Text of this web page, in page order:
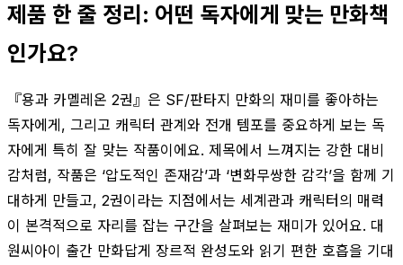
제품 한 줄 정리: 어떤 독자에게 맞는 만화책
인가요?
『용과 카멜레온 2권』은 SF/판타지 만화의 재미를 좋아하는
독자에게, 그리고 캐릭터 관계와 전개 템포를 중요하게 보는 독
자에게 특히 잘 맞는 작품이에요. 제목에서 느껴지는 강한 대비
감처럼, 작품은 ‘압도적인 존재감’과 ‘변화무쌍한 감각’을 함께 기
대하게 만들고, 2권이라는 지점에서는 세계관과 캐릭터의 매력
이 본격적으로 자리를 잡는 구간을 살펴보는 재미가 있어요. 대
원씨아이 출간 만화답게 장르적 완성도와 읽기 편한 호흡을 기대